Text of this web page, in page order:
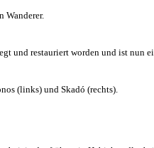
Wanderer.
und restauriert worden und ist nun
(links) und Skadó (rechts).